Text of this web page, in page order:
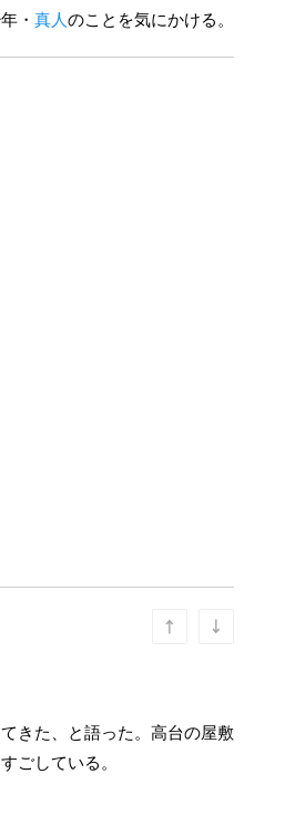
・ 真人のことを気にかける。
きた、と語った。高台の屋敷
ごしている。